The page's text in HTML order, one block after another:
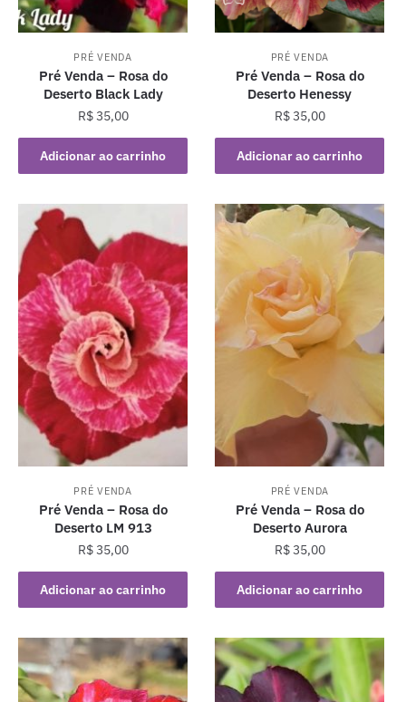
PRÉ VENDA
Pré Venda – Rosa do
Deserto Black Lady
R$35,00
Adicionar ao carrinho
PRÉ VENDA
Pré Venda – Rosa do
Deserto Henessy
R$35,00
Adicionar ao carrinho
PRÉ VENDA
Pré Venda – Rosa do
Deserto LM 913
R$35,00
Adicionar ao carrinho
PRÉ VENDA
Pré Venda – Rosa do
Deserto Aurora
R$35,00
Adicionar ao carrinho